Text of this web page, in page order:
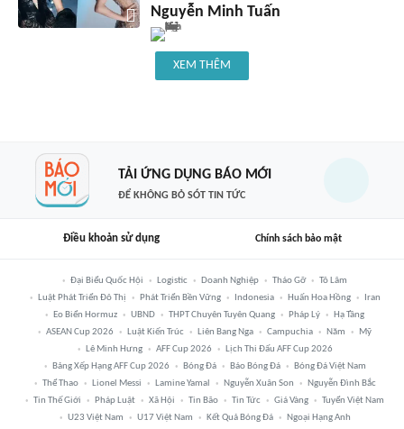
Nguyễn Minh Tuấn
XEM THÊM
TẢI ỨNG DỤNG BÁO MỚI
ĐỂ KHÔNG BỎ SÓT TIN TỨC
Điều khoản sử dụng Chính sách bảo mật
Đại Biểu Quốc Hội Logistic Doanh Nghiệp Tháo Gỡ
Tô Lâm
Luật Phát Triển Đô Thị
Phát Triển Bền Vững Indonesia Huấn Hoa Hồng
Iran
Eo Biển Hormuz
UBND THPT Chuyên Tuyên Quang Pháp Lý
Hạ Tầng
ASEAN Cup 2026
Luật Kiến Trúc Liên Bang Nga Campuchia Năm
Mỹ
Lê Minh Hưng
AFF Cup 2026
Lịch Thi Đấu AFF Cup 2026
Bảng Xếp Hạng AFF Cup 2026
Bóng Đá Báo Bóng Đá
Bóng Đá Việt Nam
Thể Thao
Lionel Messi Lamine Yamal Nguyễn Xuân Son
Nguyễn Đình Bắc
Tin Thế Giới
Pháp Luật Xã Hội Tin Bão Tin Tức Giá Vàng
Tuyển Việt Nam
U23 Việt Nam
U17 Việt Nam Kết Quả Bóng Đá Ngoại Hạng Anh